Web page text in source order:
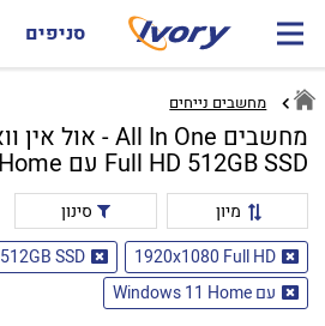
סניפים
מחשבים נייחים
Full HD 512GB SSD עם Windows 11 Home
מיון
סינון
1920x1080 Full HD
512GB SSD
עם Windows 11 Home